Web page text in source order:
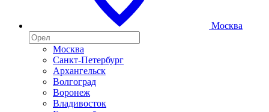
Москва
Москва
Санкт-Петербург
Архангельск
Волгоград
Воронеж
Владивосток